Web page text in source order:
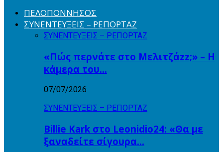
ΠΕΛΟΠΟΝΝΗΣΟΣ
ΣΥΝΕΝΤΕΥΞΕΙΣ – ΡΕΠΟΡΤΑΖ
ΣΥΝΕΝΤΕΥΞΕΙΣ – ΡΕΠΟΡΤΑΖ
«Πώς περνάτε στο Μελιτζάzz;» – Η
κάμερα του…
07/07/2026
ΣΥΝΕΝΤΕΥΞΕΙΣ – ΡΕΠΟΡΤΑΖ
Billie Kark στο Leonidio24: «Θα με
ξαναδείτε σίγουρα…